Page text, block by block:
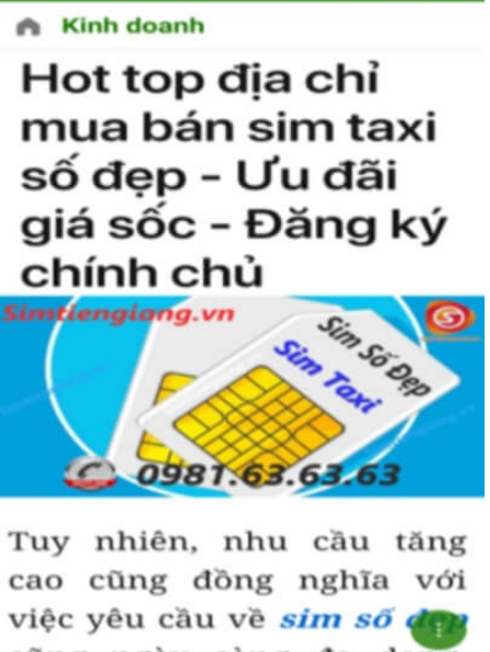
Tại sao nên sở hữu sim ngũ quý 5?
Sim ngũ quý 5 được nhiều người quan tâm vì con số 5 được
coi là số của Phúc, của Vàng, của Vua nên được nhiều người
yêu thích và chọn lựa.
Vì vậy
sim số đẹpđuôi 55555thể hiện được ước vọng về sự
hoà hợp, bình an, sinh sôi, làm việc gì cũng thuận lợi và tiến
đến vị trí cao nhất. Số 5 là con số của đời người, thể hiện sự
bình yên, hạnh phúc.
+ Khi nhìn vào số
sim ngũ quý 5
của bạn, người ta sẽ biết được bạn
là người cẩn thận, là người có địa vị và thành công trong cuộc
sống.
+ Khi sử dụng
sim số đẹp đuôi 55555để kinh doanh, làm ăn sẽ tạo
dựng được niềm tin, sự tin tưởng với đối tác,…
+ Sử dụngsim ngũ quý 5cũng giúp bạn tự tin hơn trong cuộc
sống, với các mối quan hệ xã hội khác.
Những phân tích chuyên sâu về ý nghĩa của dòng
sim ngũ
quý 5 xét theo nhiều khía cạch, đã đủ trả lời cho câu hỏi “Lý
do nên sở hữu sim ngũ quý 5 này
, Có thể khẳng định, đây là
dòng sim số đẹp được khuyên dùng cho giới làm ăn, kinh
doanh, dân công chức, văn phòng thậm chí là các doanh
nhân thành đạt.